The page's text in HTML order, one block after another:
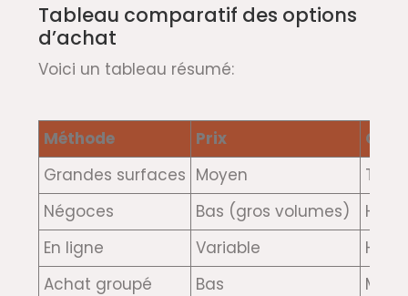
Tableau comparatif des options
d’achat
Voici un tableau résumé:
Méthode Prix
Grandes surfaces Moyen
Très
Négoces
Bas (gros volumes)
En ligne
Variable
Achat groupé
Bas